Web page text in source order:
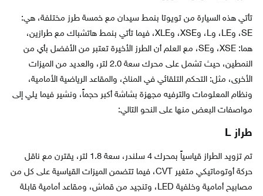
تأتي هذه السيارة من تويوتا بنمط سيدان مع خمسة طرز مختلفة، هي:
SE، وLE، وL، وXSE، وXLE، فيما تأتي بنمط هاتشباك مع طرازين،
هما: XSE، وSE، مع العلم أن الطرز الأخيرة تعتبر من الأفضل بأي من
النمطين، حيث تشمل على محرك سعة 2.0 لتر، والعديد من الميزات
الأخرى، مثل: التحكم التلقائي في المناخ، والمقاعد الرياضية الأمامية،
ونظام المعلومات والترفيه مجهزة بشاشة أكبر حجماً، ونشير فيما يلي إلى
مواصفات البعض منها على النحو التالي:
طراز L
تم تزويد الطراز قياسياً بمحرك 4 سلندر، سعة 1.8 لتر، يقترن مع ناقل
حركة أوتوماتيكي متغير CVT، فيما تتضمن الميزات القياسية على كل من
مصابيح أمامية وخلفية LED، وتنجيد من قماش، ومقاعد أمامية قابلة